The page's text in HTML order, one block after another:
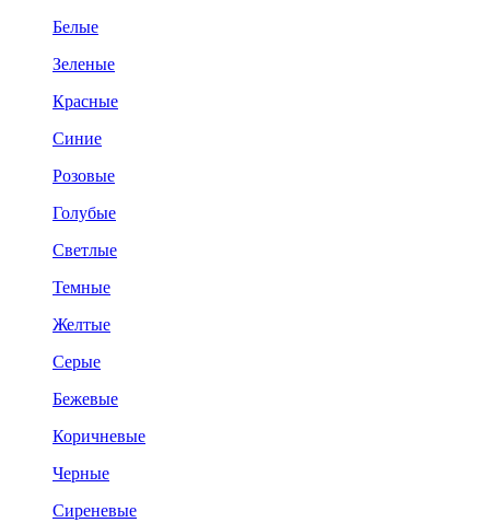
Белые
Зеленые
Красные
Синие
Розовые
Голубые
Светлые
Темные
Желтые
Серые
Бежевые
Коричневые
Черные
Сиреневые